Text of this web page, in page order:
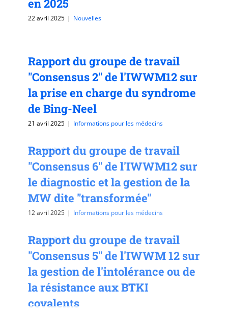
en 2025
22 avril 2025 | Nouvelles
Rapport du groupe de travail
"Consensus 2" de l'IWWM12 sur
la prise en charge du syndrome
de Bing-Neel
21 avril 2025 | Informations pour les médecins
Lire la suite
Rapport du groupe de travail
"Consensus 6" de l'IWWM12 sur
le diagnostic et la gestion de la
MW dite "transformée"
12 avril 2025 | Informations pour les médecins
Lire la suite
Rapport du groupe de travail
"Consensus 5" de l'IWWM 12 sur
la gestion de l'intolérance ou de
la résistance aux BTKI
covalents